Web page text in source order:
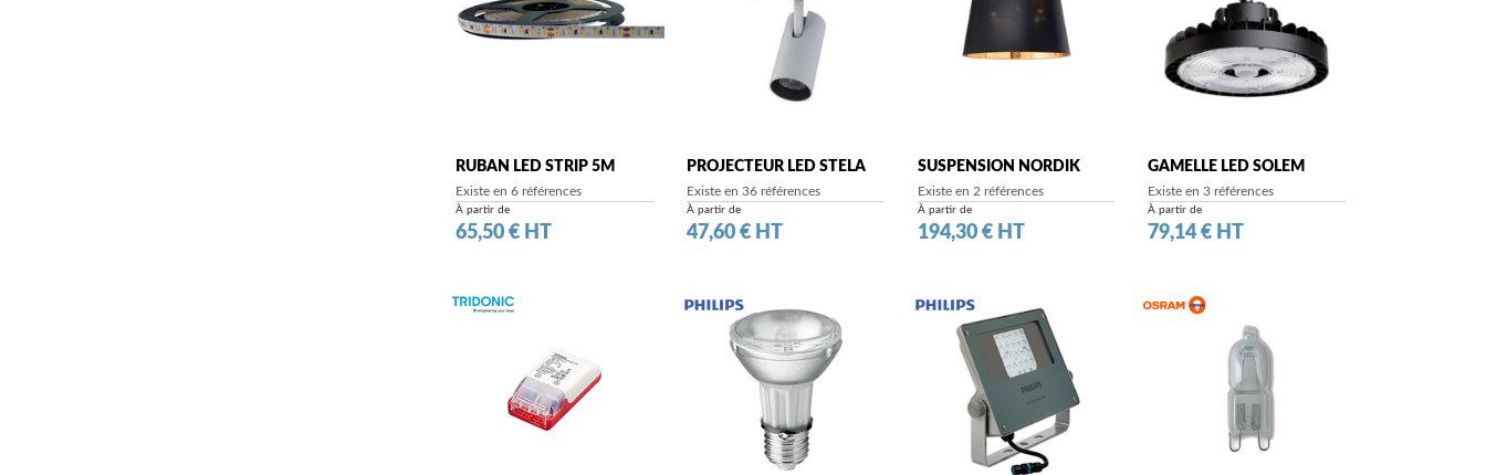
RUBAN LED STRIP 5M
Existe en 6 références
À partir de
Prix
65,50 € HT
PROJECTEUR LED STELA
Existe en 36 références
À partir de
Prix
47,60 € HT
SUSPENSION NORDIK
Existe en 2 références
À partir de
Prix
194,30 € HT
GAMELLE LED SOLEM
Existe en 3 références
À partir de
Prix
79,14 € HT